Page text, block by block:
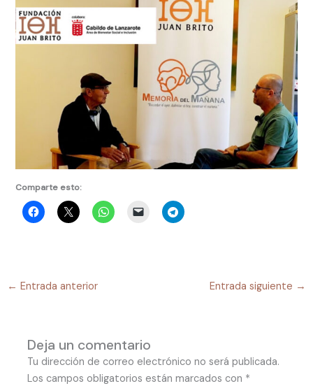
Comparte esto:
← Entrada anterior Entrada siguiente →
Deja un comentario
Tu dirección de correo electrónico no será publicada.
Los campos obligatorios están marcados con *